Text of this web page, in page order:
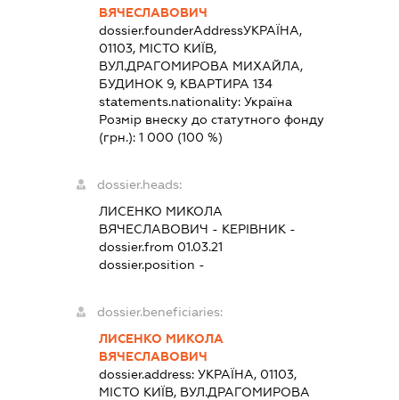
ВЯЧЕСЛАВОВИЧ
dossier.founderAddressУКРАЇНА,
01103, МІСТО КИЇВ,
ВУЛ.ДРАГОМИРОВА МИХАЙЛА,
БУДИНОК 9, КВАРТИРА 134
statements.nationality:Україна
Розмір внеску до статутного фонду
(грн.):1 000 (100 %)
dossier.heads:
ЛИСЕНКО МИКОЛА
ВЯЧЕСЛАВОВИЧ - КЕРІВНИК -
dossier.from 01.03.21
dossier.position -
dossier.beneficiaries:
ЛИСЕНКО МИКОЛА
ВЯЧЕСЛАВОВИЧ
dossier.address:УКРАЇНА, 01103,
МІСТО КИЇВ, ВУЛ.ДРАГОМИРОВА